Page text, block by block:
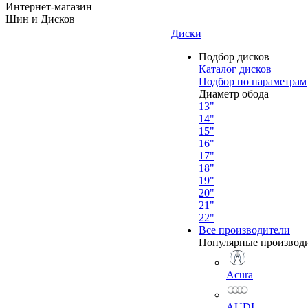
Интернет-магазин
Шин и Дисков
Диски
Подбор дисков
Каталог дисков
Подбор по параметрам
Диаметр обода
13"
14"
15"
16"
17"
18"
19"
20"
21"
22"
Все производители
Популярные
Acura